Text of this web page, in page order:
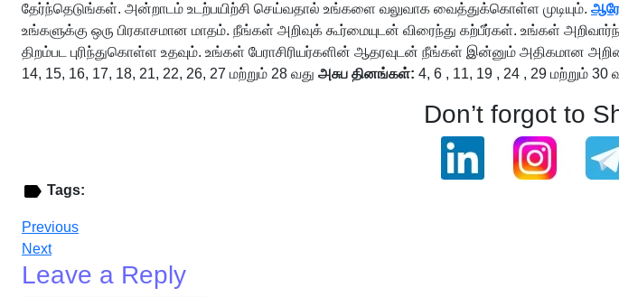
தேர்ந்தெடுங்கள். அன்றாடம் உடற்பயிற்சி செய்வதால் உங்களை வலுவாக வைத்துக்கொள்ள முடியும்.
உங்களுக்கு ஒரு பிரகாசமான மாதம். நீங்கள் அறிவுக் கூர்மையுடன் விரைந்து கற்பீர்கள். உங்கள்
திறம்பட புரிந்துகொள்ள உதவும். உங்கள் பேராசிரியர்களின் ஆதரவுடன் நீங்கள் இன்னும் அதிகமான
14, 15, 16, 17, 18, 21, 22, 26, 27 மற்றும் 28 வது அசுப தினங்கள்: 4, 6 , 11, 19 , 24 , 29 மற்றும் 30
Don’t forgot to
Tags:
Previous
Next
Leave a Reply